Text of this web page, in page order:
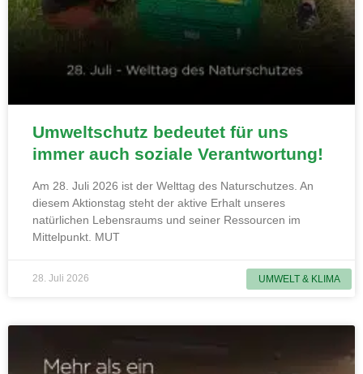
UMWELT & KLIMA
Umweltschutz bedeutet für uns
immer auch soziale Verantwortung!
Am 28. Juli 2026 ist der Welttag des Naturschutzes. An
diesem Aktionstag steht der aktive Erhalt unseres
natürlichen Lebensraums und seiner Ressourcen im
Mittelpunkt. MUT
28. Juli 2026